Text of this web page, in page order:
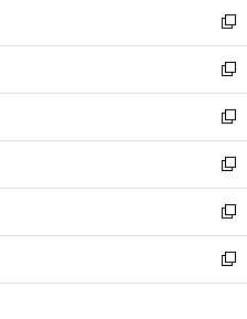
く
で
開
く
ド
ウ
で
開
く
ィ
ン
ド
ウ
で
開
く
い
ウ
ィ
ン
ド
ウ
で
開
く
新
し
い
ウ
ィ
ン
ド
ウ
で
開
く
新
し
い
ウ
ィ
ン
ド
ウ
で
開
新
し
い
ウ
ィ
ン
ド
ウ
新
し
い
ウ
ィ
ン
新
し
い
ウ
新
し